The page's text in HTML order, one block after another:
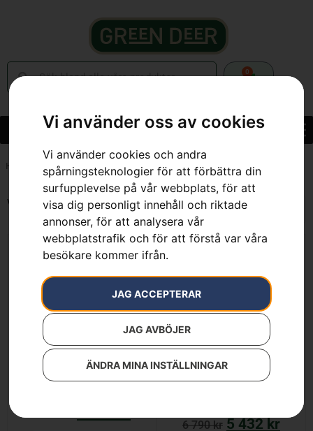
Vi använder oss av cookies
Vi använder cookies och andra
spårningsteknologier för att förbättra din
surfupplevelse på vår webbplats, för att
visa dig personligt innehåll och riktade
annonser, för att analysera vår
webbplatstrafik och för att förstå var våra
besökare kommer ifrån.
JAG ACCEPTERAR
JAG AVBÖJER
ÄNDRA MINA INSTÄLLNINGAR
0
Hem 2.2 kW
Visar alla 2 resultat
6 790kr 5 432 kr